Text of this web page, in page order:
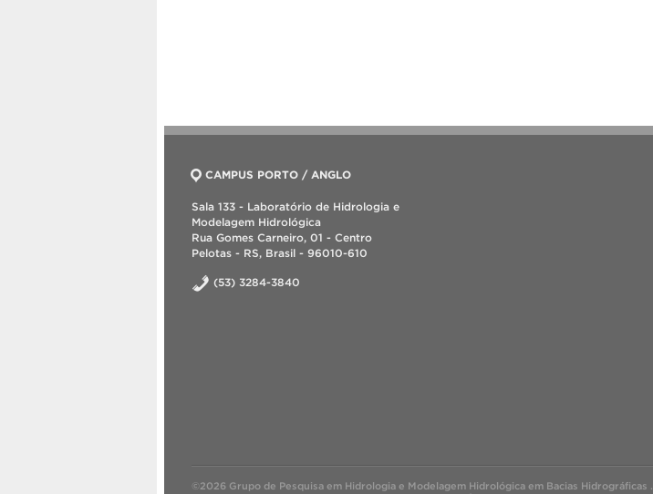
CAMPUS PORTO / ANGLO
Sala 133 - Laboratório de Hidrologia e
Modelagem Hidrológica
Rua Gomes Carneiro, 01 - Centro
Pelotas - RS, Brasil - 96010-610
(53) 3284-3840
©2026 Grupo de Pesquisa em Hidrologia e Modelagem Hidrológica em Bacias Hidrográficas .